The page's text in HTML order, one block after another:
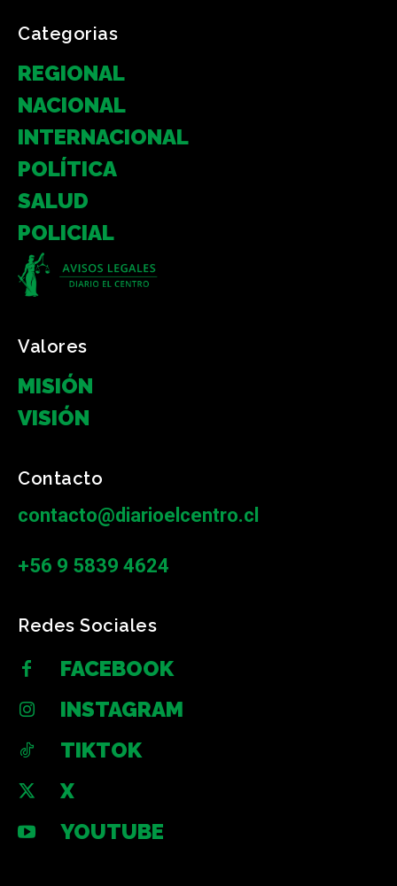
Categorias
REGIONAL
NACIONAL
INTERNACIONAL
POLÍTICA
SALUD
POLICIAL
Valores
MISIÓN
VISIÓN
Contacto
contacto@diarioelcentro.cl
+56 9 5839 4624
Redes Sociales
FACEBOOK
INSTAGRAM
TIKTOK
X
YOUTUBE